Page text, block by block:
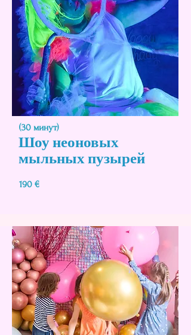
(30 минут)
Шоу неоновых
мыльныхпузырей
190 €